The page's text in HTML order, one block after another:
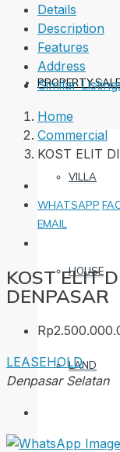
PROPERTY SALE
VILLA
HOUSE
LAND
Details
Description
Features
Address
Similar
Home
Commercial
KOST ELIT
WHATSAPP
EMAIL
KOST ELIT
DENPASAR
LEASEHOLD
Denpasar Selatan